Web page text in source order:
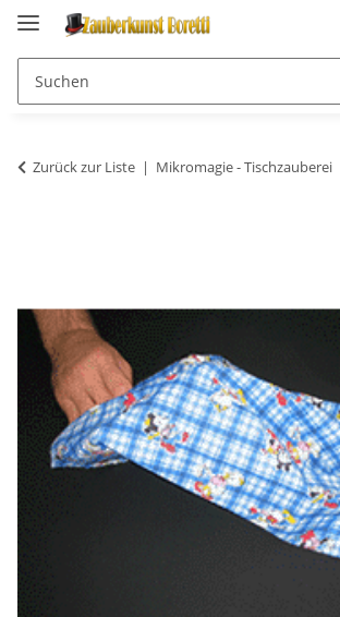
Zurück zur Liste Mikromagie - Tischzauberei